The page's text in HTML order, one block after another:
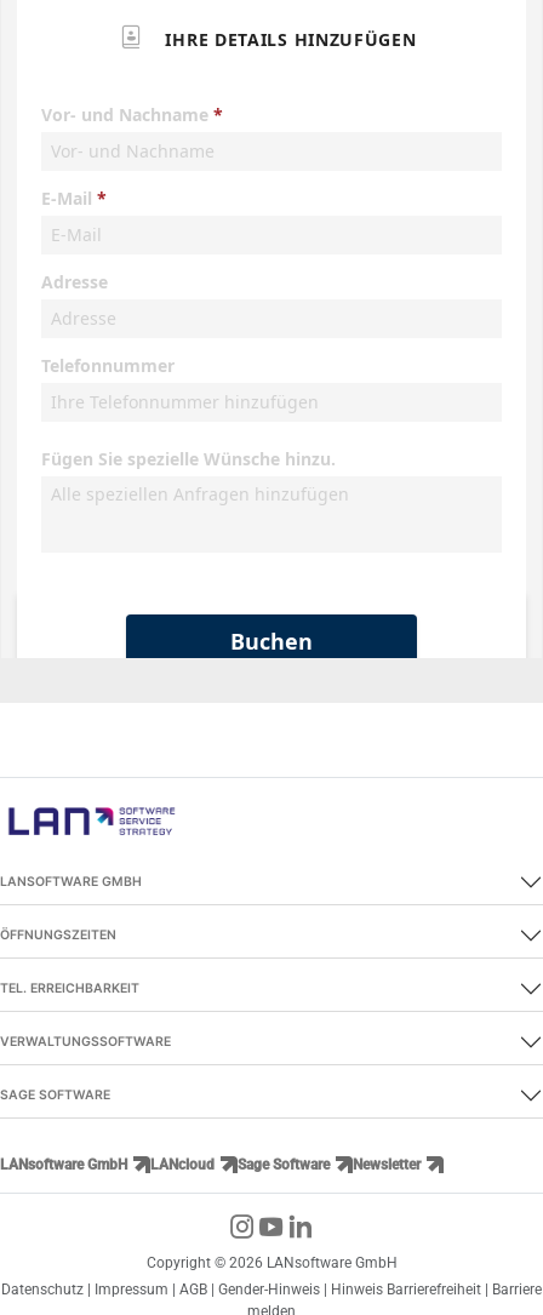
LANSOFTWARE GMBH
ÖFFNUNGSZEITEN
TEL. ERREICHBARKEIT
VERWALTUNGSSOFTWARE
SAGE SOFTWARE
LANsoftware GmbH LANcloud Sage Software Newsletter
Copyright © 2026 LANsoftware GmbH
Datenschutz
Impressum AGB Gender-Hinweis Hinweis Barrierefreiheit
Barriere